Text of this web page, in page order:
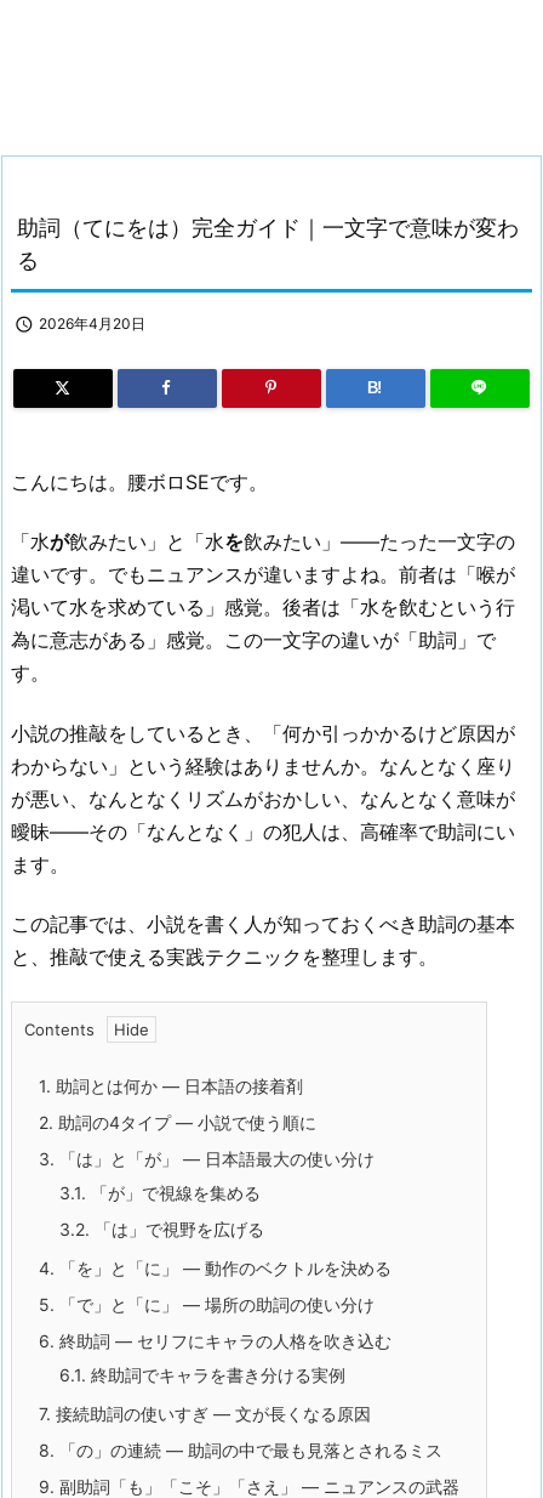
助詞（てにをは）完全ガイド｜一文字で意味が変わ
る
 2026年4月20日
B!
こんにちは。腰ボロSEです。
「水が飲みたい」と「水を飲みたい」——たった一文字の
違いです。でもニュアンスが違いますよね。前者は「喉が
渇いて水を求めている」感覚。後者は「水を飲むという行
為に意志がある」感覚。この一文字の違いが「助詞」で
す。
小説の推敲をしているとき、「何か引っかかるけど原因が
わからない」という経験はありませんか。なんとなく座り
が悪い、なんとなくリズムがおかしい、なんとなく意味が
曖昧——その「なんとなく」の犯人は、高確率で助詞にい
ます。
この記事では、小説を書く人が知っておくべき助詞の基本
と、推敲で使える実践テクニックを整理します。
Contents
1. 助詞とは何か — 日本語の接着剤
2. 助詞の4タイプ — 小説で使う順に
3. 「は」と「が」 — 日本語最大の使い分け
3.1. 「が」で視線を集める
3.2. 「は」で視野を広げる
4. 「を」と「に」 — 動作のベクトルを決める
5. 「で」と「に」 — 場所の助詞の使い分け
6. 終助詞 — セリフにキャラの人格を吹き込む
6.1. 終助詞でキャラを書き分ける実例
7. 接続助詞の使いすぎ — 文が長くなる原因
8. 「の」の連続 — 助詞の中で最も見落とされるミス
9. 副助詞「も」「こそ」「さえ」 — ニュアンスの武器